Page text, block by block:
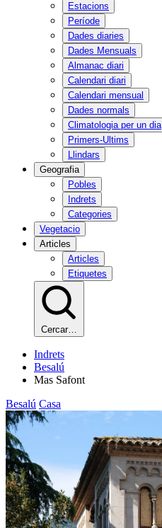
Estacions
Període
Dades diaries
Dades Mensuals
Almanac diari
Calendari diari
Calendari mensual
Dades normals
Climatologia per un dia
Primers-Ultims
Llindars
Geografia
Pobles
Indrets
Categories
Vegetacio
Articles
Articles
Etiquetes
Cercar…
Indrets
Besalú
Mas Safont
Besalú Casa